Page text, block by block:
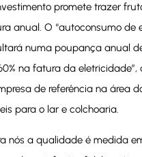
promete trazer
anual. O “autoconsumo de
numa poupança anual
na fatura da eletricidade”,
de referência na área
para o lar e colchoaria.
nós a qualidade é medida